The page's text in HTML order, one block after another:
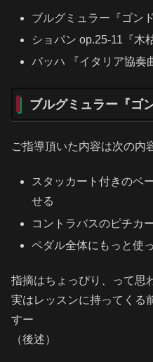
ブルグミュラー『ゴン
ショパン op.25-11『木
バッハ 『イタリア協奏
ブルグミュラー『ゴ
ご指導頂いた内容は次の内
スタッカート付きのベ
せる
コントラバスのピチカ
ペダル全体にもっと使
指摘はちょっぴり、って思
実はレッスンに持ってくる
すー
（後述）